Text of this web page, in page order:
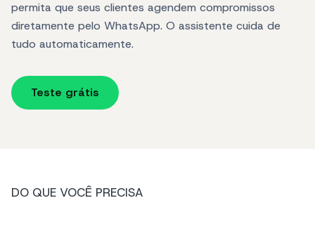
permita que seus clientes agendem compromissos
diretamente pelo WhatsApp. O assistente cuida de
tudo automaticamente.
Teste grátis
DO QUE VOCÊ PRECISA